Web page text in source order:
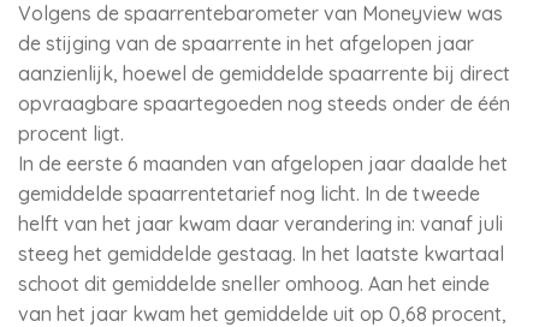
Volgens de spaarrentebarometer van Moneyview was
de stijging van de spaarrente in het afgelopen jaar
aanzienlijk, hoewel de gemiddelde spaarrente bij direct
opvraagbare spaartegoeden nog steeds onder de één
procent ligt.
In de eerste 6 maanden van afgelopen jaar daalde het
gemiddelde spaarrentetarief nog licht. In de tweede
helft van het jaar kwam daar verandering in: vanaf juli
steeg het gemiddelde gestaag. In het laatste kwartaal
schoot dit gemiddelde sneller omhoog. Aan het einde
van het jaar kwam het gemiddelde uit op 0,68 procent,